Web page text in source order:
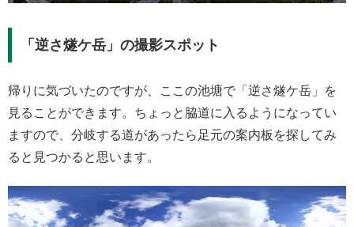
「逆さ燧ケ岳」の撮影スポット
帰りに気づいたのですが、ここの池塘で「逆さ燧ケ岳」を
見ることができます。ちょっと脇道に入るようになってい
ますので、分岐する道があったら足元の案内板を探してみ
ると見つかると思います。